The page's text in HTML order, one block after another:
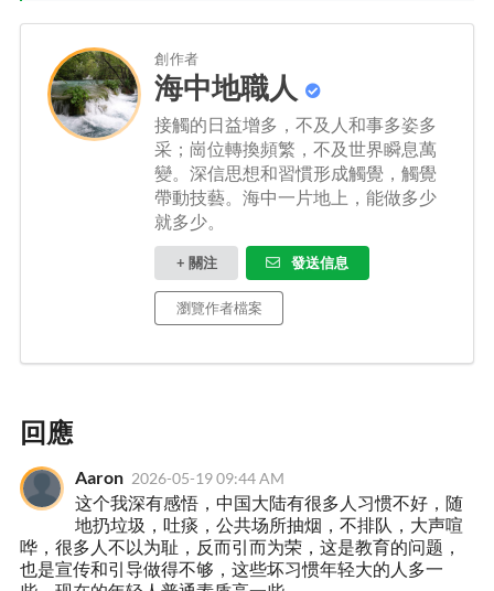
創作者
海中地職人
接觸的日益增多，不及人和事多姿多
采；崗位轉換頻繁，不及世界瞬息萬
變。深信思想和習慣形成觸覺，觸覺
帶動技藝。海中一片地上，能做多少
就多少。
+ 關注 發送信息
瀏覽作者檔案
回應
Aaron 2026-05-19 09:44 AM
这个我深有感悟，中国大陆有很多人习惯不好，随
地扔垃圾，吐痰，公共场所抽烟，不排队，大声喧
哗，很多人不以为耻，反而引而为荣，这是教育的问题，
也是宣传和引导做得不够，这些坏习惯年轻大的人多一